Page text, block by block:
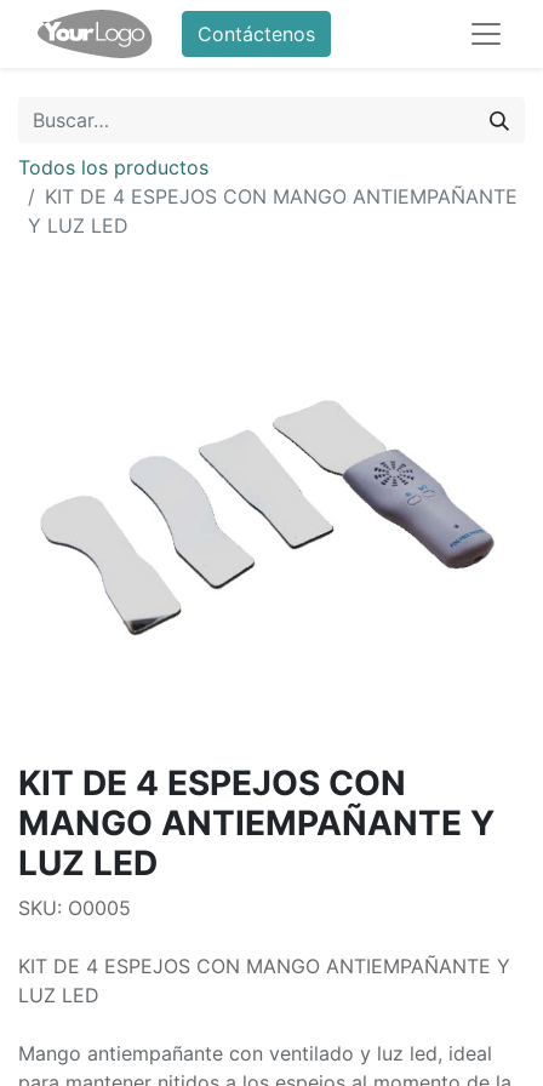
Contáctenos
Todos los productos
KIT DE 4 ESPEJOS CON MANGO ANTIEMPAÑANTE
Y LUZ LED
KIT DE 4 ESPEJOS CON
MANGO ANTIEMPAÑANTE Y
LUZ LED
SKU: O0005
KIT DE 4 ESPEJOS CON MANGO ANTIEMPAÑANTE Y
LUZ LED
Mango antiempañante con ventilado y luz led, ideal